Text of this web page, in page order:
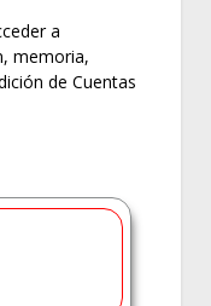
a
memoria,
de Cuentas